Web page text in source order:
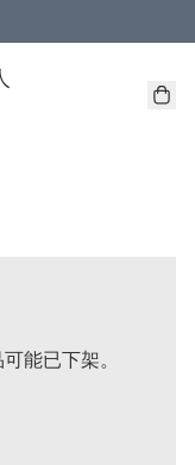
能已下架。